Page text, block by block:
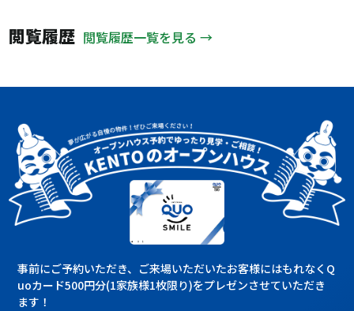
閲覧履歴 閲覧履歴一覧を見る →
事前にご予約いただき、ご来場いただいたお客様にはもれなくQ
uoカード500円分(1家族様1枚限り)をプレゼンさせていただき
ます！